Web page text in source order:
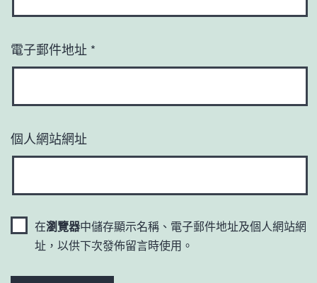
電子郵件地址 *
個人網站網址
在瀏覽器中儲存顯示名稱、電子郵件地址及個人網站網
址，以供下次發佈留言時使用。